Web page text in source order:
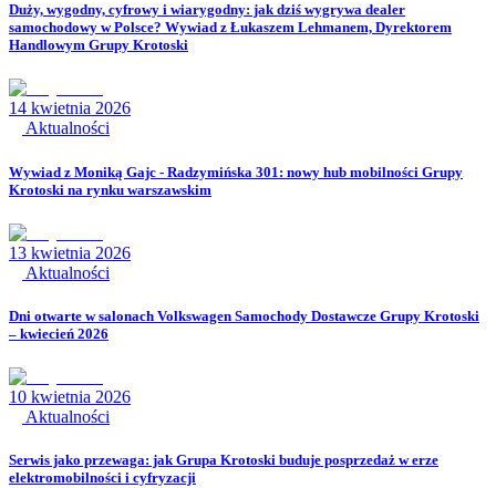
Duży, wygodny, cyfrowy i wiarygodny: jak dziś wygrywa dealer
samochodowy w Polsce? Wywiad z Łukaszem Lehmanem, Dyrektorem
Handlowym Grupy Krotoski
14 kwietnia 2026
Aktualności
Wywiad z Moniką Gajc - Radzymińska 301: nowy hub mobilności Grupy
Krotoski na rynku warszawskim
13 kwietnia 2026
Aktualności
Dni otwarte w salonach Volkswagen Samochody Dostawcze Grupy Krotoski
– kwiecień 2026
10 kwietnia 2026
Aktualności
Serwis jako przewaga: jak Grupa Krotoski buduje posprzedaż w erze
elektromobilności i cyfryzacji